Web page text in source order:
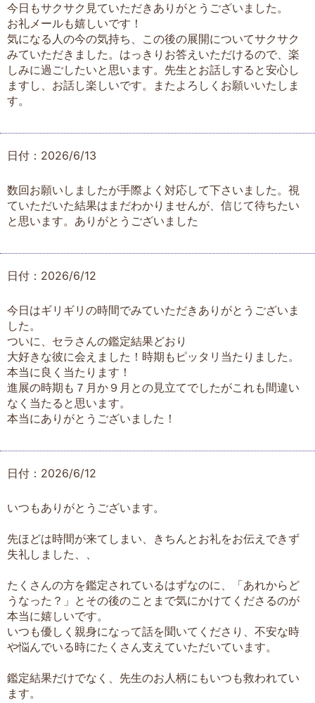
今日もサクサク見ていただきありがとうございました。
お礼メールも嬉しいです！
気になる人の今の気持ち、この後の展開についてサクサク
みていただきました。はっきりお答えいただけるので、楽
しみに過ごしたいと思います。先生とお話しすると安心し
ますし、お話し楽しいです。またよろしくお願いいたしま
す。
日付：2026/6/13
数回お願いしましたが手際よく対応して下さいました。視
ていただいた結果はまだわかりませんが、信じて待ちたい
と思います。ありがとうございました
日付：2026/6/12
今日はギリギリの時間でみていただきありがとうございま
した。
ついに、セラさんの鑑定結果どおり
大好きな彼に会えました！時期もピッタリ当たりました。
本当に良く当たります！
進展の時期も７月か９月との見立てでしたがこれも間違い
なく当たると思います。
本当にありがとうございました！
日付：2026/6/12
いつもありがとうございます。
先ほどは時間が来てしまい、きちんとお礼をお伝えできず
失礼しました、、
たくさんの方を鑑定されているはずなのに、「あれからど
うなった？」とその後のことまで気にかけてくださるのが
本当に嬉しいです。
いつも優しく親身になって話を聞いてくださり、不安な時
や悩んでいる時にたくさん支えていただいています。
鑑定結果だけでなく、先生のお人柄にもいつも救われてい
ます。